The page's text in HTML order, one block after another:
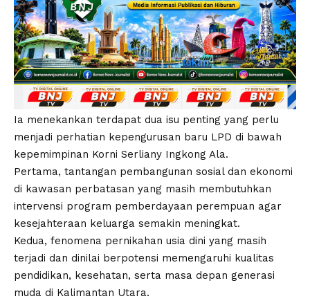
Ia menekankan terdapat dua isu penting yang perlu
menjadi perhatian kepengurusan baru LPD di bawah
kepemimpinan Korni Serliany Ingkong Ala.
Pertama, tantangan pembangunan sosial dan ekonomi
di kawasan perbatasan yang masih membutuhkan
intervensi program pemberdayaan perempuan agar
kesejahteraan keluarga semakin meningkat.
Kedua, fenomena pernikahan usia dini yang masih
terjadi dan dinilai berpotensi memengaruhi kualitas
pendidikan, kesehatan, serta masa depan generasi
muda di Kalimantan Utara.